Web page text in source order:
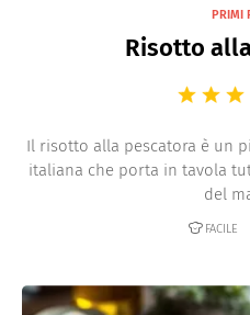
PRIMI
Risotto
Il risotto alla pescatora è un
italiana che porta in tavola
del
FACILE